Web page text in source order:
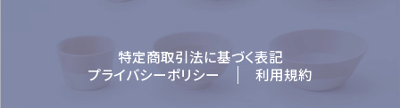
特定商取引法に基づく表記
プライバシーポリシー
利用規約